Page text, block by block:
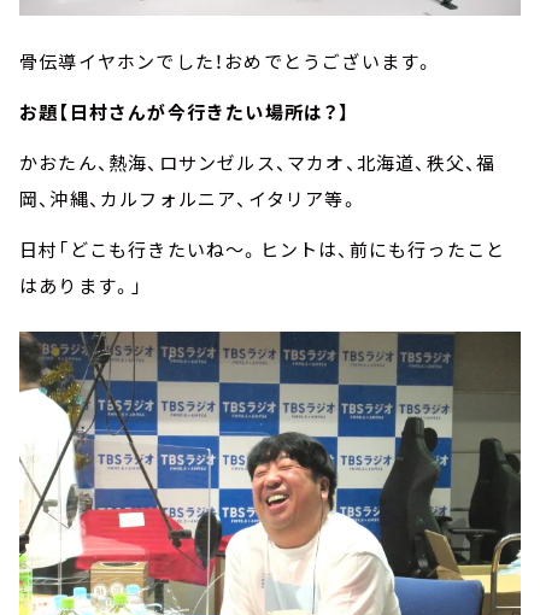
骨伝導イヤホンでした！おめでとうございます。
お題【日村さんが今行きたい場所は？】
かおたん、熱海、ロサンゼルス、マカオ、北海道、秩父、福
岡、沖縄、カルフォルニア、イタリア等。
日村「どこも行きたいね～。ヒントは、前にも行ったこと
はあります。」